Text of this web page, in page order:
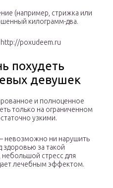
(например, стрижка или
килограмм-два.
poxudeem.ru
похудеть
девушек
и полноценное
только на ограниченном
узкими.
– невозможно ни нарушить
здоровью за такой
стресс для
лечебным эффектом.